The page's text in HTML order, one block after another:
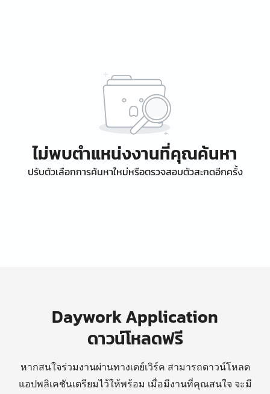
ไม่พบตำแหน่งงานที่คุณค้นหา
ปรับตัวเลือกการค้นหาใหม่หรือตรวจสอบตัวสะกดอีกครั้ง
Daywork Application
ดาวน์โหลดฟรี
หากสนใจร่วมงานผ่านทางเดย์เวิร์ค สามารถดาวน์โหลด
แอปพลิเคชันเตรียมไว้ให้พร้อม เมื่อมีงานที่คุณสนใจ จะมี